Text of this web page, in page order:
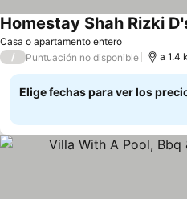
Casa o apartamento entero
Homestay Shah Rizki
/ Puntuación no disponible a 1.4
Elige fechas para ver los